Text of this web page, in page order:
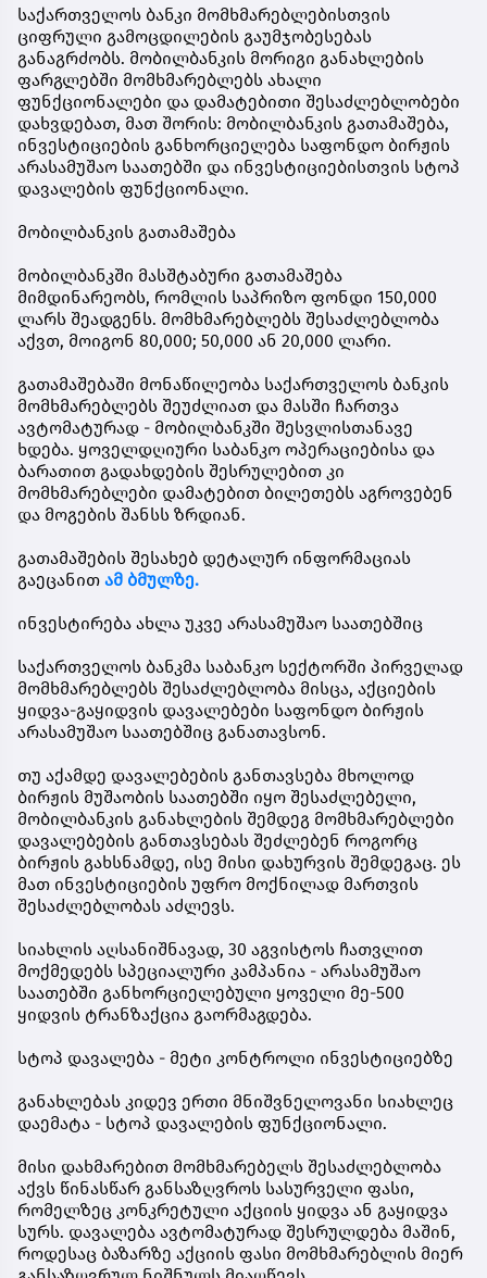
საქართველოს ბანკი მომხმარებლებისთვის
ციფრული გამოცდილების გაუმჯობესებას
განაგრძობს. მობილბანკის მორიგი განახლების
ფარგლებში მომხმარებლებს ახალი
ფუნქციონალები და დამატებითი შესაძლებლობები
დახვდებათ, მათ შორის: მობილბანკის გათამაშება,
ინვესტიციების განხორციელება საფონდო ბირჟის
არასამუშაო საათებში და ინვესტიციებისთვის სტოპ
დავალების ფუნქციონალი.
მობილბანკის გათამაშება
მობილბანკში მასშტაბური გათამაშება
მიმდინარეობს, რომლის საპრიზო ფონდი 150,000
ლარს შეადგენს. მომხმარებლებს შესაძლებლობა
აქვთ, მოიგონ 80,000; 50,000 ან 20,000 ლარი.
გათამაშებაში მონაწილეობა საქართველოს ბანკის
მომხმარებლებს შეუძლიათ და მასში ჩართვა
ავტომატურად - მობილბანკში შესვლისთანავე
ხდება. ყოველდღიური საბანკო ოპერაციებისა და
ბარათით გადახდების შესრულებით კი
მომხმარებლები დამატებით ბილეთებს აგროვებენ
და მოგების შანსს ზრდიან.
გათამაშების შესახებ დეტალურ ინფორმაციას
გაეცანით ამ ბმულზე.
ინვესტირება ახლა უკვე არასამუშაო საათებშიც
საქართველოს ბანკმა საბანკო სექტორში პირველად
მომხმარებლებს შესაძლებლობა მისცა, აქციების
ყიდვა-გაყიდვის დავალებები საფონდო ბირჟის
არასამუშაო საათებშიც განათავსონ.
თუ აქამდე დავალებების განთავსება მხოლოდ
ბირჟის მუშაობის საათებში იყო შესაძლებელი,
მობილბანკის განახლების შემდეგ მომხმარებლები
დავალებების განთავსებას შეძლებენ როგორც
ბირჟის გახსნამდე, ისე მისი დახურვის შემდეგაც. ეს
მათ ინვესტიციების უფრო მოქნილად მართვის
შესაძლებლობას აძლევს.
სიახლის აღსანიშნავად, 30 აგვისტოს ჩათვლით
მოქმედებს სპეციალური კამპანია - არასამუშაო
საათებში განხორციელებული ყოველი მე-500
ყიდვის ტრანზაქცია გაორმაგდება.
სტოპ დავალება - მეტი კონტროლი ინვესტიციებზე
განახლებას კიდევ ერთი მნიშვნელოვანი სიახლეც
დაემატა - სტოპ დავალების ფუნქციონალი.
მისი დახმარებით მომხმარებელს შესაძლებლობა
აქვს წინასწარ განსაზღვროს სასურველი ფასი,
რომელზეც კონკრეტული აქციის ყიდვა ან გაყიდვა
სურს. დავალება ავტომატურად შესრულდება მაშინ,
როდესაც ბაზარზე აქციის ფასი მომხმარებლის მიერ